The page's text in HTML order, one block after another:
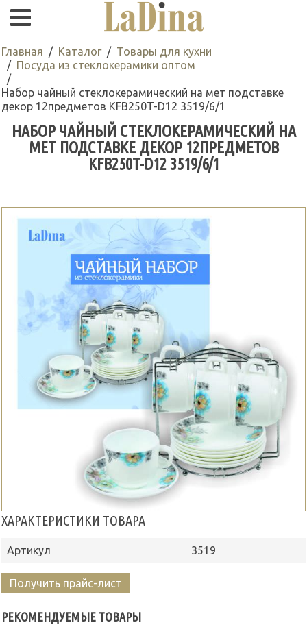
Главная Каталог
Товары для кухни
Посуда из стеклокерамики оптом
Набор чайный стеклокерамический на мет подставке
декор 12предметов KFB250T-D12 3519/6/1
НАБОР ЧАЙНЫЙ СТЕКЛОКЕРАМИЧЕСКИЙ НА
МЕТ ПОДСТАВКЕ ДЕКОР 12ПРЕДМЕТОВ
KFB250T-D12 3519/6/1
ХАРАКТЕРИСТИКИ ТОВАРА
Артикул 3519
Получить прайс-лист
РЕКОМЕНДУЕМЫЕ ТОВАРЫ